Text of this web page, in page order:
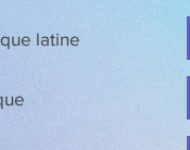
latine